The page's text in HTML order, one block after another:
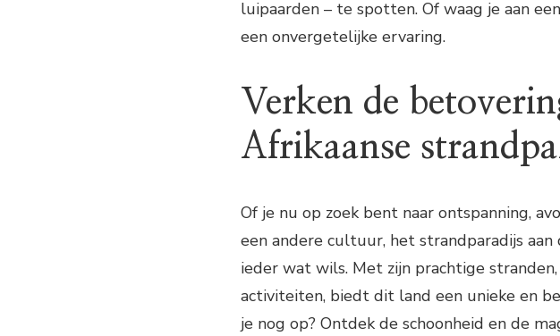
luipaarden – te spotten. Of waag je aan
een onvergetelijke ervaring.
Verken de
Afrikaanse
Of je nu op zoek bent naar ontspanning,
een andere cultuur, het strandparadijs
ieder wat wils. Met zijn prachtige
activiteiten, biedt dit land een unieke en
je nog op? Ontdek de schoonheid en de